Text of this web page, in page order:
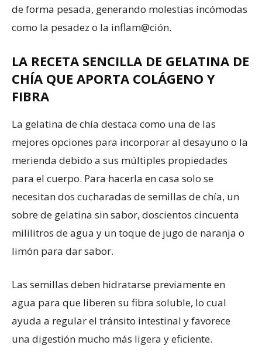
de forma pesada, generando molestias incómodas
como la pesadez o la inflam@ción.
LA RECETA SENCILLA DE GELATINA DE
CHÍA QUE APORTA COLÁGENO Y
FIBRA
La gelatina de chía destaca como una de las
mejores opciones para incorporar al desayuno o la
merienda debido a sus múltiples propiedades
para el cuerpo. Para hacerla en casa solo se
necesitan dos cucharadas de semillas de chía, un
sobre de gelatina sin sabor, doscientos cincuenta
mililitros de agua y un toque de jugo de naranja o
limón para dar sabor.
Las semillas deben hidratarse previamente en
agua para que liberen su fibra soluble, lo cual
ayuda a regular el tránsito intestinal y favorece
una digestión mucho más ligera y eficiente.